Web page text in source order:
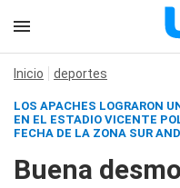
Inicio deportes
LOS APACHES LOGRARON
EN EL ESTADIO VICENTE
FECHA DE LA ZONA SUR
Buena